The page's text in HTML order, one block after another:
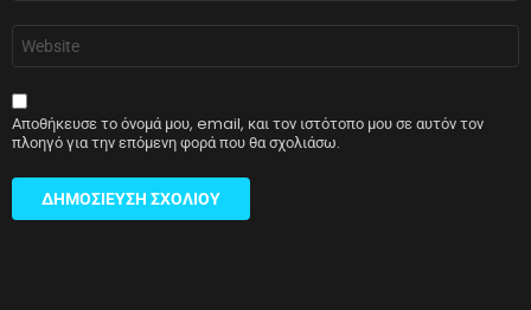
Ιστότοπος
Αποθήκευσε το όνομά μου, email, και τον ιστότοπο μου σε αυτόν τον
πλοηγό για την επόμενη φορά που θα σχολιάσω.